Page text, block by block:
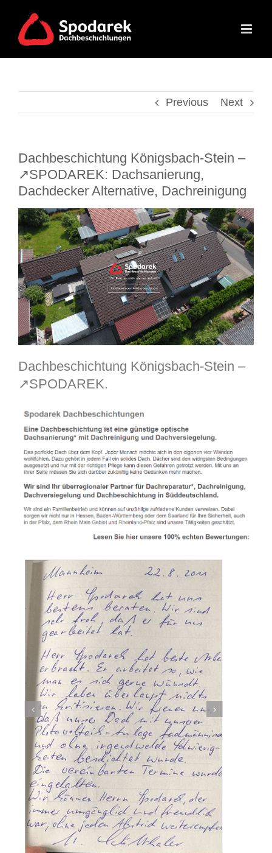
content
Previous Next
Dachbeschichtung Königsbach-Stein –
↗️SPODAREK: Dachsanierung,
Dachdecker Alternative, Dachreinigung
Dachbeschichtung Königsbach-Stein –
↗️SPODAREK.